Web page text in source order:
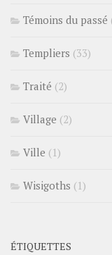
Témoins du passé
Templiers (33)
Traité (2)
Village (2)
Ville (1)
Wisigoths (1)
ÉTIQUETTES